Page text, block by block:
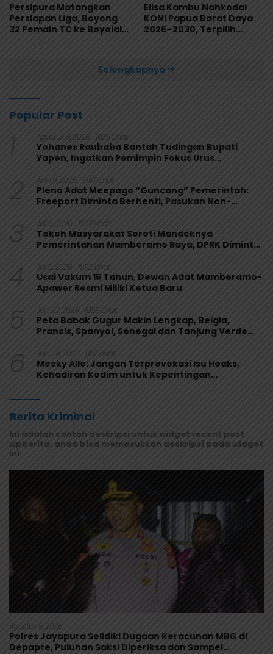
Persipura Matangkan
Persiapan Liga, Boyong
32 Pemain TC ke Boyolali
Elisa Kambu Nahkodai
KONI Papua Barat Daya
2026–2030, Terpilih
Selengkapnya
Popular Post
1 Agustus 6, 2026 1925 Lihat
Yohanes Raubaba Bantah Tudingan Bupati
Yapen, Ingatkan Pemimpin Fokus Urus
2 April 9, 2026 1367 Lihat
Pleno Adat Meepago “Guncang” Pemerintah:
Freeport Diminta Berhenti, Pasukan Non-
3 Juli 6, 2026 1257 Lihat
Tokoh Masyarakat Soroti Mandeknya
Pemerintahan Mamberamo Raya, DPRK Diminta
4 Juli 2, 2026 1092 Lihat
Usai Vakum 15 Tahun, Dewan Adat Mamberamo-
Apawer Resmi Miliki Ketua Baru
5 Juni 27, 2026 1039 Lihat
Peta Babak Gugur Makin Lengkap, Belgia,
Prancis, Spanyol, Senegal dan Tanjung Verde
6 Juni 29, 2026 997 Lihat
Mecky Alle: Jangan Terprovokasi Isu Hoaks,
Kehadiran Kodim untuk Kepentingan
Berita Kriminal
Ini adalah contoh deskripsi untuk widget recent post
wpberita, anda bisa memasukkan deskripsi pada widget
ini.
Agustus 5, 2026
Polres Jayapura Selidiki Dugaan Keracunan MBG di
Depapre, Puluhan Saksi Diperiksa dan Sampel